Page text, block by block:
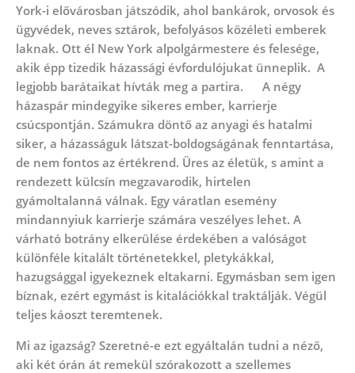
York-i elővárosban játszódik, ahol bankárok, orvosok és
ügyvédek, neves sztárok, befolyásos közéleti emberek
laknak. Ott él New York alpolgármestere és felesége,
akik épp tizedik házassági évfordulójukat ünneplik. A
legjobb barátaikat hívták meg a partira. A négy
házaspár mindegyike sikeres ember, karrierje
csúcspontján. Számukra döntő az anyagi és hatalmi
siker, a házasságuk látszat-boldogságának fenntartása,
de nem fontos az értékrend. Üres az életük, s amint a
rendezett külcsín megzavarodik, hirtelen
gyámoltalanná válnak. Egy váratlan esemény
mindannyiuk karrierje számára veszélyes lehet. A
várható botrány elkerülése érdekében a valóságot
különféle kitalált történetekkel, pletykákkal,
hazugsággal igyekeznek eltakarni. Egymásban sem igen
bíznak, ezért egymást is kitalációkkal traktálják. Végül
teljes káoszt teremtenek.
Mi az igazság? Szeretné-e ezt egyáltalán tudni a néző,
aki két órán át remekül szórakozott a szellemes